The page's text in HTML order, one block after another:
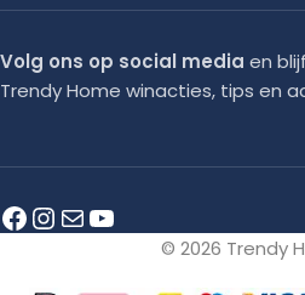
Volg ons op social media en
Trendy Home winacties, tips en
© 2026 Trendy